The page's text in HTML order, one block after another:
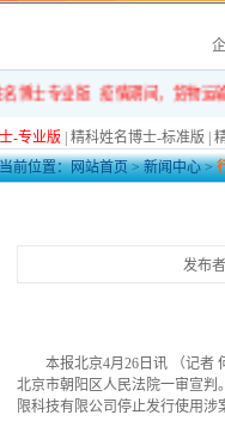
博士专业版 疫情期间，货物运
-专业版 精科姓名博士-标准版
当前位置：网站首页>新闻中心>
发布
本报北京4月26日讯 （记者
北京市朝阳区人民法院一审宣判
限科技有限公司停止发行使用涉